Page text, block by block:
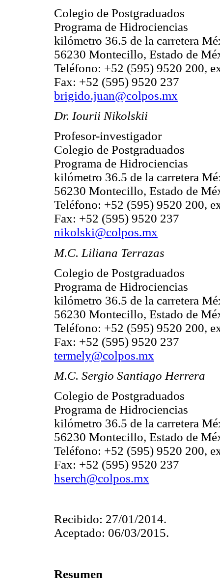
Colegio de Postgraduados
Programa de Hidrociencias
kilómetro 36.5 de la carretera
56230 Montecillo, Estado de
Teléfono: +52 (595) 9520 200,
Fax: +52 (595) 9520 237
brigido.juan@colpos.mx
Dr. Iourii Nikolskii
Profesor-investigador
Colegio de Postgraduados
Programa de Hidrociencias
kilómetro 36.5 de la carretera
56230 Montecillo, Estado de
Teléfono: +52 (595) 9520 200,
Fax: +52 (595) 9520 237
nikolski@colpos.mx
M.C. Liliana Terrazas
Colegio de Postgraduados
Programa de Hidrociencias
kilómetro 36.5 de la carretera
56230 Montecillo, Estado de
Teléfono: +52 (595) 9520 200,
Fax: +52 (595) 9520 237
termely@colpos.mx
M.C. Sergio Santiago Herrera
Colegio de Postgraduados
Programa de Hidrociencias
kilómetro 36.5 de la carretera
56230 Montecillo, Estado de
Teléfono: +52 (595) 9520 200,
Fax: +52 (595) 9520 237
hserch@colpos.mx
Recibido: 27/01/2014.
Aceptado: 06/03/2015.
Resumen